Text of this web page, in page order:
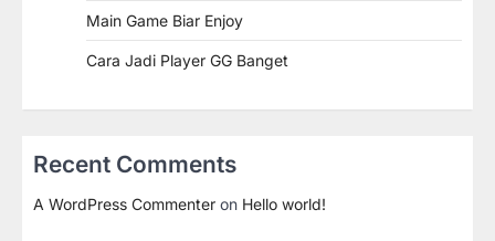
Main Game Biar Enjoy
Cara Jadi Player GG Banget
Recent Comments
A WordPress Commenter on Hello world!